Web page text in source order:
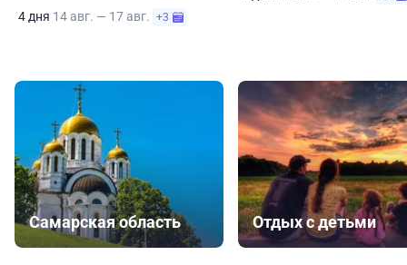
4 дня 14 авг. — 17 авг. +3
Самарская область Отдых с детьми